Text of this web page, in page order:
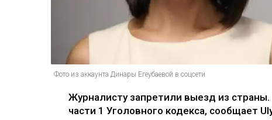
Фото из аккаунта Динары Егеубаевой в соцсети
Журналисту запретили выезд из
части 1 Уголовного кодекса, сообщает